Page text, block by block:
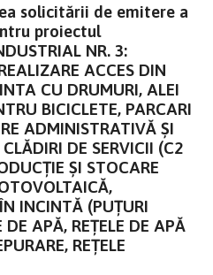
solicitării de emitere a
proiectul
NR. 3:
ACCES DIN
CU DRUMURI, ALEI
BICICLETE, PARCARI
ADMINISTRATIVĂ ȘI
DE SERVICII (C2
ȘI STOCARE
INCINTĂ (PUȚURI
DE APĂ, REȚELE DE APĂ
REȚELE